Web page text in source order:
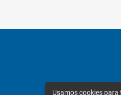
Usamos cookies